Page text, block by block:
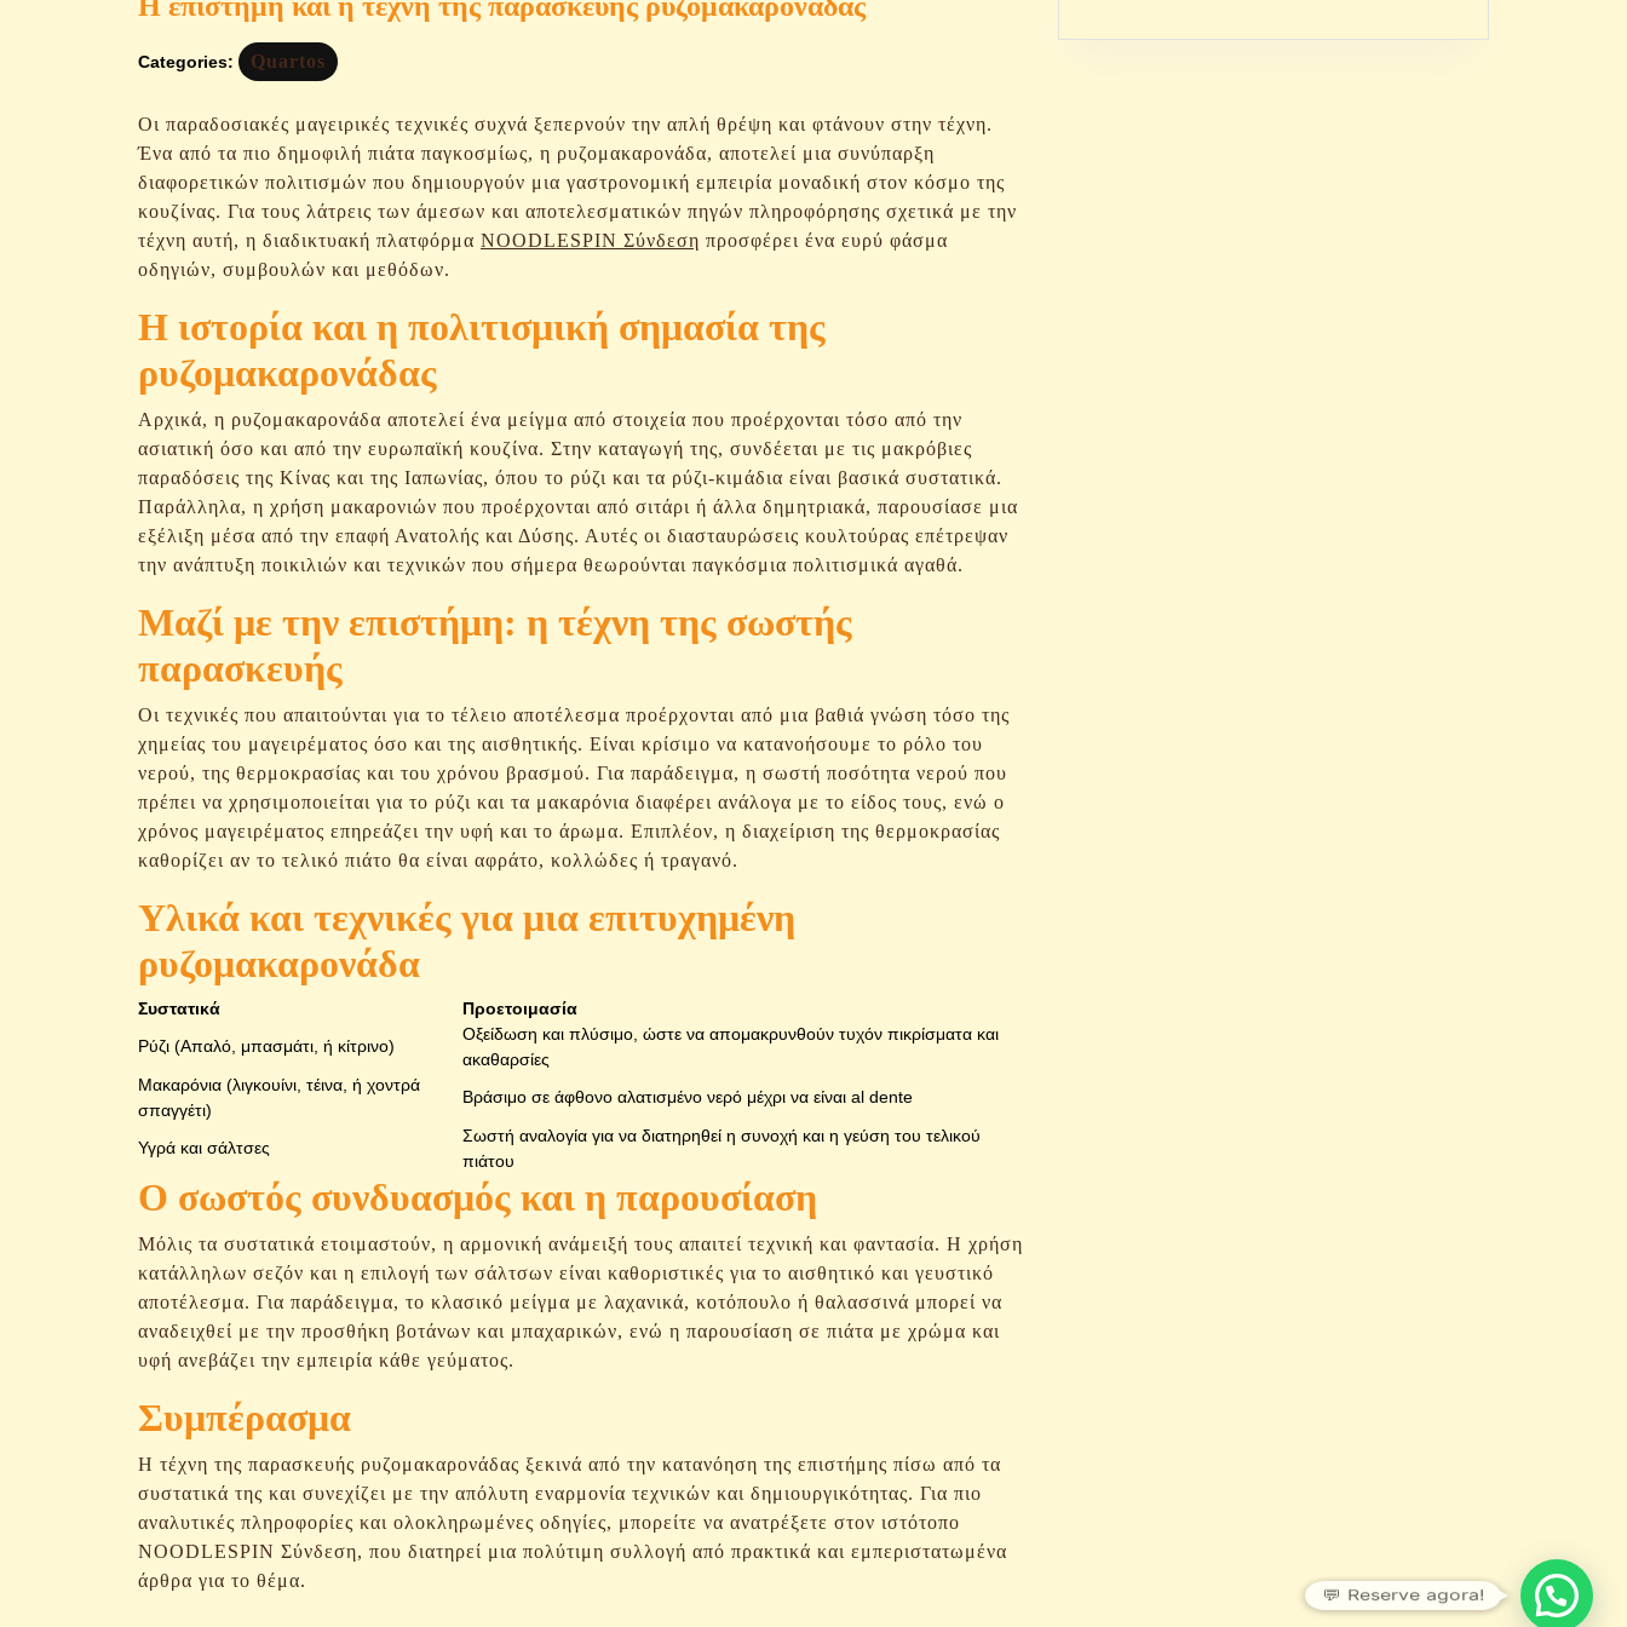
Categories: Quartos
Οι παραδοσιακές μαγειρικές τεχνικές συχνά ξεπερνούν την απλή θρέψη και φτάνουν στην τέχνη.
Ένα από τα πιο δημοφιλή πιάτα παγκοσμίως, η ρυζομακαρονάδα, αποτελεί μια συνύπαρξη
διαφορετικών πολιτισμών που δημιουργούν μια γαστρονομική εμπειρία μοναδική στον κόσμο της
κουζίνας. Για τους λάτρεις των άμεσων και αποτελεσματικών πηγών πληροφόρησης σχετικά με την
τέχνη αυτή, η διαδικτυακή πλατφόρμα NOODLESPIN Σύνδεση προσφέρει ένα ευρύ φάσμα
οδηγιών, συμβουλών και μεθόδων.
Η ιστορία και η πολιτισμική σημασία της
ρυζομακαρονάδας
Αρχικά, η ρυζομακαρονάδα αποτελεί ένα μείγμα από στοιχεία που προέρχονται τόσο από την
ασιατική όσο και από την ευρωπαϊκή κουζίνα. Στην καταγωγή της, συνδέεται με τις μακρόβιες
παραδόσεις της Κίνας και της Ιαπωνίας, όπου το ρύζι και τα ρύζι-κιμάδια είναι βασικά συστατικά.
Παράλληλα, η χρήση μακαρονιών που προέρχονται από σιτάρι ή άλλα δημητριακά, παρουσίασε μια
εξέλιξη μέσα από την επαφή Ανατολής και Δύσης. Αυτές οι διασταυρώσεις κουλτούρας επέτρεψαν
την ανάπτυξη ποικιλιών και τεχνικών που σήμερα θεωρούνται παγκόσμια πολιτισμικά αγαθά.
Μαζί με την επιστήμη: η τέχνη της σωστής
παρασκευής
Οι τεχνικές που απαιτούνται για το τέλειο αποτέλεσμα προέρχονται από μια βαθιά γνώση τόσο της
χημείας του μαγειρέματος όσο και της αισθητικής. Είναι κρίσιμο να κατανοήσουμε το ρόλο του
νερού, της θερμοκρασίας και του χρόνου βρασμού. Για παράδειγμα, η σωστή ποσότητα νερού που
πρέπει να χρησιμοποιείται για το ρύζι και τα μακαρόνια διαφέρει ανάλογα με το είδος τους, ενώ ο
χρόνος μαγειρέματος επηρεάζει την υφή και το άρωμα. Επιπλέον, η διαχείριση της θερμοκρασίας
καθορίζει αν το τελικό πιάτο θα είναι αφράτο, κολλώδες ή τραγανό.
Υλικά και τεχνικές για μια επιτυχημένη
ρυζομακαρονάδα
Συστατικά
Προετοιμασία
Ρύζι (Απαλό, μπασμάτι, ή κίτρινο)
Οξείδωση και πλύσιμο, ώστε να απομακρυνθούν τυχόν πικρίσματα και
ακαθαρσίες
Μακαρόνια (λιγκουίνι, τέινα, ή χοντρά
σπαγγέτι)
Βράσιμο σε άφθονο αλατισμένο νερό μέχρι να είναι al dente
Υγρά και σάλτσες
Σωστή αναλογία για να διατηρηθεί η συνοχή και η γεύση του τελικού
πιάτου
Ο σωστός συνδυασμός και η παρουσίαση
Μόλις τα συστατικά ετοιμαστούν, η αρμονική ανάμειξή τους απαιτεί τεχνική και φαντασία. Η χρήση
κατάλληλων σεζόν και η επιλογή των σάλτσων είναι καθοριστικές για το αισθητικό και γευστικό
αποτέλεσμα. Για παράδειγμα, το κλασικό μείγμα με λαχανικά, κοτόπουλο ή θαλασσινά μπορεί να
αναδειχθεί με την προσθήκη βοτάνων και μπαχαρικών, ενώ η παρουσίαση σε πιάτα με χρώμα και
υφή ανεβάζει την εμπειρία κάθε γεύματος.
Συμπέρασμα
Η τέχνη της παρασκευής ρυζομακαρονάδας ξεκινά από την κατανόηση της επιστήμης πίσω από τα
συστατικά της και συνεχίζει με την απόλυτη εναρμονία τεχνικών και δημιουργικότητας. Για πιο
αναλυτικές πληροφορίες και ολοκληρωμένες οδηγίες, μπορείτε να ανατρέξετε στον ιστότοπο
NOODLESPIN Σύνδεση, που διατηρεί μια πολύτιμη συλλογή από πρακτικά και εμπεριστατωμένα
άρθρα για το θέμα.
💬 Reserve agora!